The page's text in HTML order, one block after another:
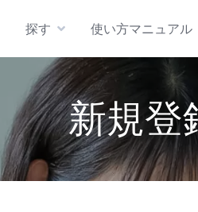
探す 使い方マニュアル
新規登